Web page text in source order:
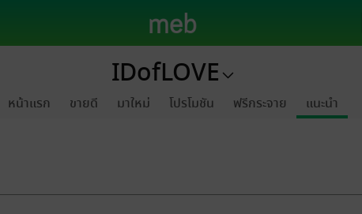
IDofLOVE
หน้าแรก ขายดี มาใหม่ โปรโมชัน ฟรีกระจาย แนะนำ